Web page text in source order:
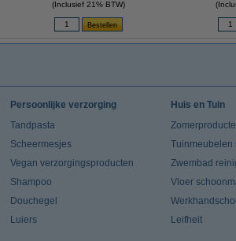
(Inclusief 21% BTW)
Persoonlijke verzorging
Tandpasta
Scheermesjes
Vegan verzorgingsproducten
Shampoo
Douchegel
Luiers
Huis en Tuin
Tuinmeubelen
Zwembad
Vloer
Leifheit